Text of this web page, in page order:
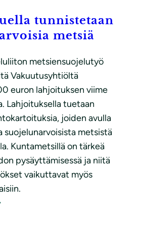
tunnistetaan
metsiä
metsiensuojelutyö
Vakuutusyhtiöltä
euron lahjoituksen viime
Lahjoituksella tuetaan
joiden avulla
suojelunarvoisista metsistä
Kuntametsillä on tärkeä
pysäyttämisessä ja niitä
vaikuttavat myös